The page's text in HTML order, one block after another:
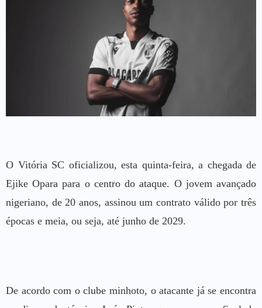
O Vitória SC oficializou, esta quinta-feira, a chegada de
Ejike Opara para o centro do ataque. O jovem avançado
nigeriano, de 20 anos, assinou um contrato válido por três
épocas e meia, ou seja, até junho de 2029.
De acordo com o clube minhoto, o atacante já se encontra